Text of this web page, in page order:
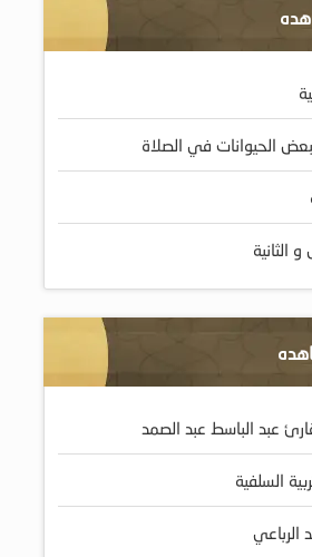
الحيوانات في الصلاة
الثانية
عبد الباسط عبد الصمد
السلفية
الرباعي